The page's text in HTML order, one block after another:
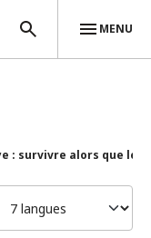
MENU
: survivre alors que les